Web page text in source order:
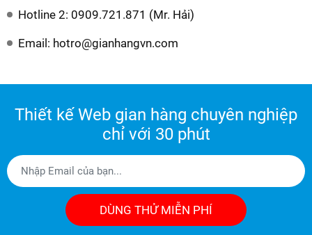
Hotline 2: 0909.721.871 (Mr. Hải)
Email: hotro@gianhangvn.com
Thiết kế Web gian hàng chuyên nghiệp
chỉ với 30 phút
DÙNG THỬ MIỄN PHÍ